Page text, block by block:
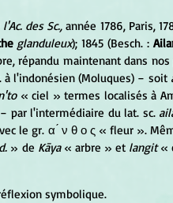
des Sc., année 1786, Paris,
glanduleux); 1845 (Besch. :
répandu maintenant dans
à l'indonésien (Moluques) − soit
« ciel » termes localisés à
par l'intermédiaire du lat. sc.
le gr. α ́ ν θ ο ς « fleur ».
» de Kāya « arbre » et langit
symbolique.